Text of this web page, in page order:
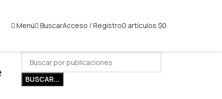
Menú BuscarAcceso / Registro0 artículos $0
BUSCAR...